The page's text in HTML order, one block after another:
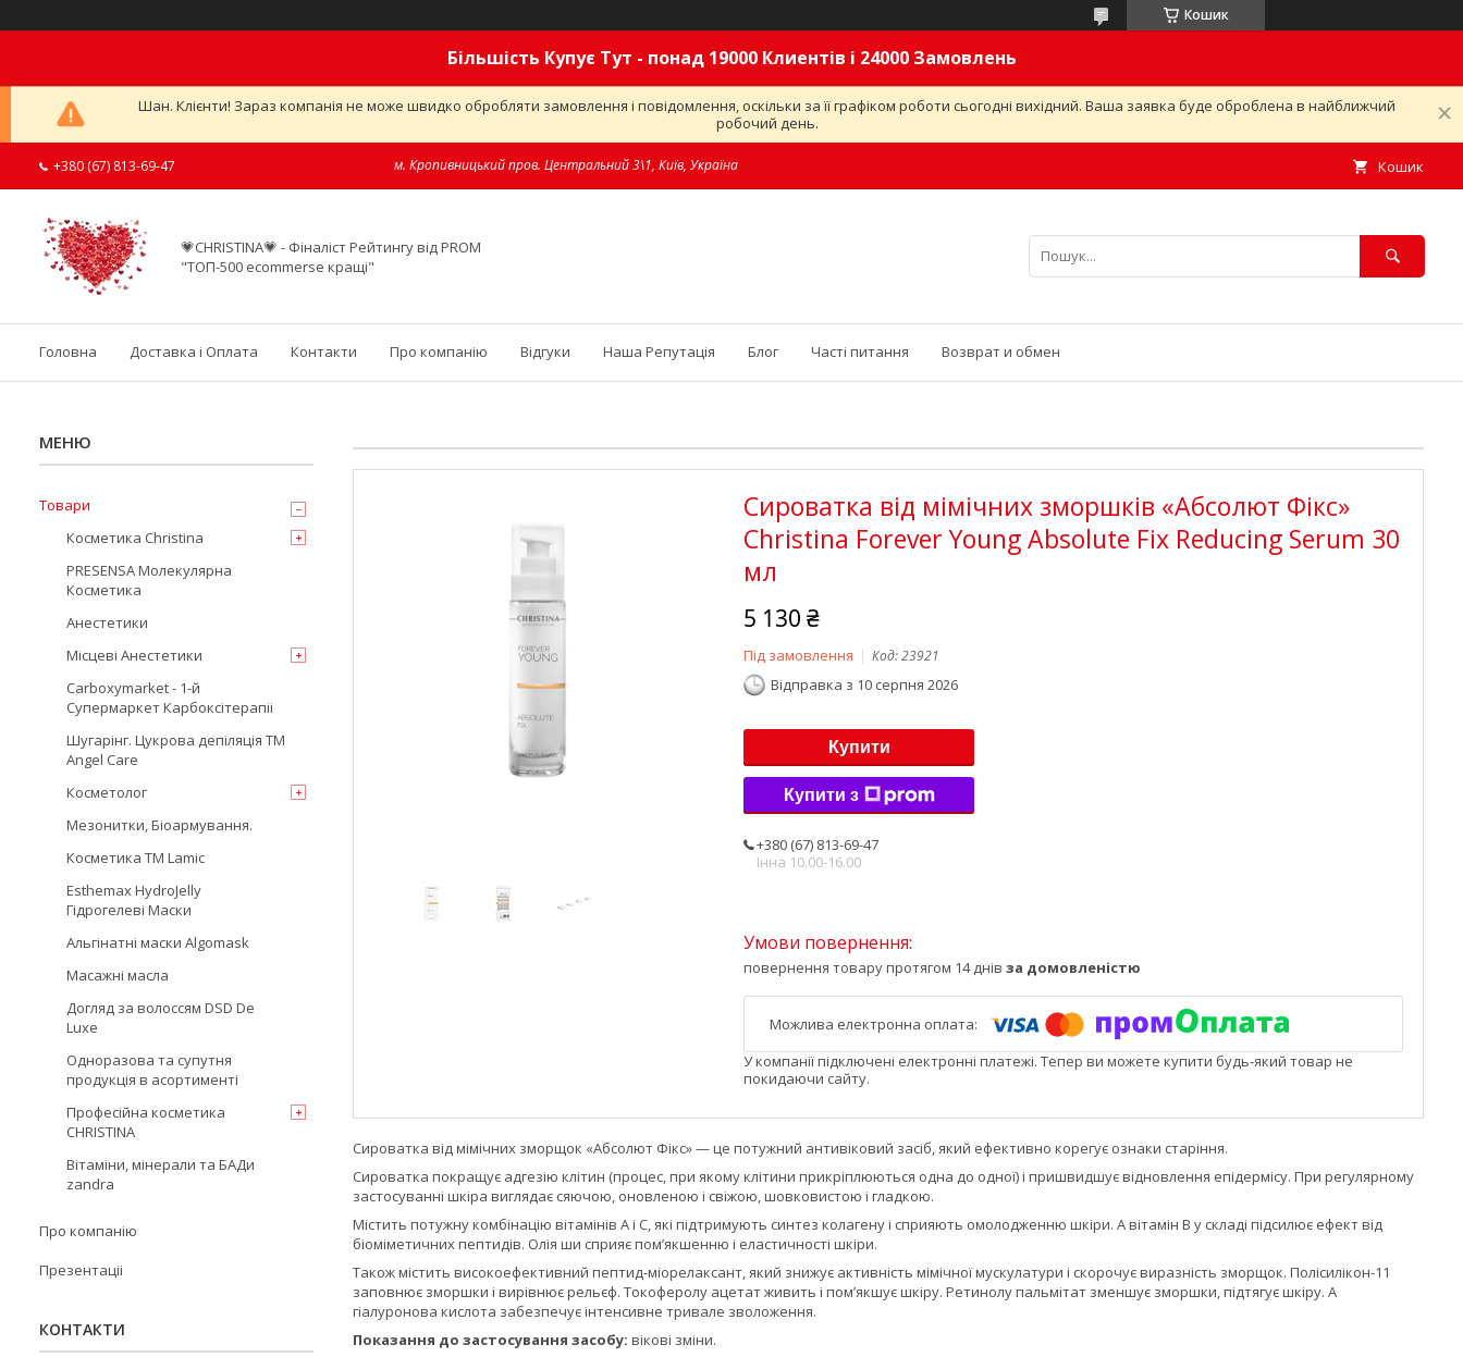
Кошик
Більшість Купує Тут - понад 19000 Клиентів і 24000 Замовлень
Шан. Клієнти! Зараз компанія не може швидко обробляти замовлення і повідомлення, оскільки за її графіком роботи сьогодні вихідний. Ваша заявка буде оброблена в найближчий
робочий день.
+380 (67) 813-69-47 м. Кропивницький пров. Центральний 3\1, Київ, Україна Кошик
💗CHRISTINA💗 - Фіналіст Рейтингу від PROM
"ТОП-500 ecommerse кращі"
Головна Доставка і Оплата Контакти Про компанію Відгуки Наша Репутація Блог Часті питання Возврат и обмен
Сироватка від мімічних зморшків «Абсолют Фікс»
Christina Forever Young Absolute Fix Reducing Serum 30
мл
5 130 ₴
Під замовлення Код:23921
Відправка з 10 серпня 2026
Купити
Купити з
+380 (67) 813-69-47
Інна 10.00-16.00
повернення товару протягом 14 днів за домовленістю
У компанії підключені електронні платежі. Тепер ви можете купити будь-який товар не
покидаючи сайту.
Сироватка від мімічних зморщок «Абсолют Фікс» — це потужний антивіковий засіб, який ефективно корегує ознаки старіння.
Сироватка покращує адгезію клітин (процес, при якому клітини прикріплюються одна до одної) і пришвидшує відновлення епідермісу. При регулярному
застосуванні шкіра виглядає сяючою, оновленою і свіжою, шовковистою і гладкою.
Містить потужну комбінацію вітамінів А і С, які підтримують синтез колагену і сприяють омолодженню шкіри. А вітамін В у складі підсилює ефект від
біоміметичних пептидів. Олія ши сприяє пом’якшенню і еластичності шкіри.
Також містить високоефективний пептид-міорелаксант, який знижує активність мімічної мускулатури і скорочує виразність зморщок. Полісилікон-11
заповнює зморшки і вирівнює рельєф. Токоферолу ацетат живить і пом’якшує шкіру. Ретинолу пальмітат зменшує зморшки, підтягує шкіру. А
гіалуронова кислота забезпечує інтенсивне тривале зволоження.
Показання до застосування засобу: вікові зміни.
Товари
Косметика Christina
PRESENSA Молекулярна
Косметика
Анестетики
Місцеві Анестетики
Carboxymarket - 1-й
Супермаркет Карбоксітерапіі
Шугарінг. Цукрова депіляція TM
Angel Care
Косметолог
Мезонитки, Біоармування.
Косметика TM Lamic
Esthemax HydroJelly
Гідрогелеві Маски
Альгінатні маски Algomask
Масажні масла
Догляд за волоссям DSD De
Luxe
Одноразова та супутня
продукція в асортименті
Професійна косметика
CHRISTINA
Вітаміни, мінерали та БАДи
zandra
Про компанію
Презентаціі
КОНТАКТИ